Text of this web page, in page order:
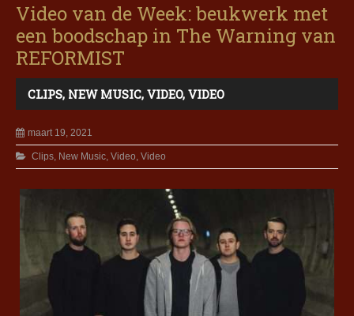
Video van de Week: beukwerk met
een boodschap in The Warning van
REFORMIST
CLIPS, NEW MUSIC, VIDEO, VIDEO
maart 19, 2021
Clips, New Music, Video, Video